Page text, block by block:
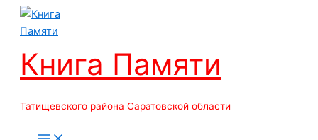
Перейти
Книга Памяти
Татищевского района Саратовской области